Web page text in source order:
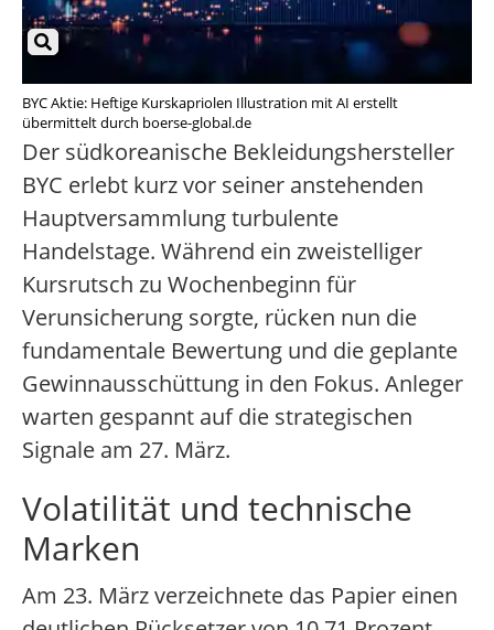
BYC Aktie: Heftige Kurskapriolen Illustration mit AI erstellt
übermittelt durch boerse-global.de
Der südkoreanische Bekleidungshersteller
BYC erlebt kurz vor seiner anstehenden
Hauptversammlung turbulente
Handelstage. Während ein zweistelliger
Kursrutsch zu Wochenbeginn für
Verunsicherung sorgte, rücken nun die
fundamentale Bewertung und die geplante
Gewinnausschüttung in den Fokus. Anleger
warten gespannt auf die strategischen
Signale am 27. März.
Volatilität und technische
Marken
Am 23. März verzeichnete das Papier einen